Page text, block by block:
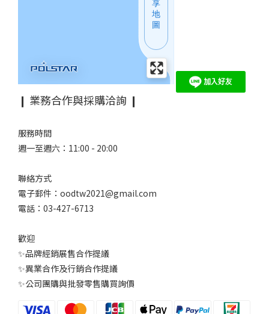
❙ 業務合作與採購洽詢 ❙
服務時間
週一至週六：11:00 - 20:00
聯絡方式
電子郵件：oodtw2021@gmail.com
電話：03-427-6713
歡迎
✨品牌經銷展售合作提議
✨異業合作及行銷合作提議
✨公司團購與批發零售購買詢價